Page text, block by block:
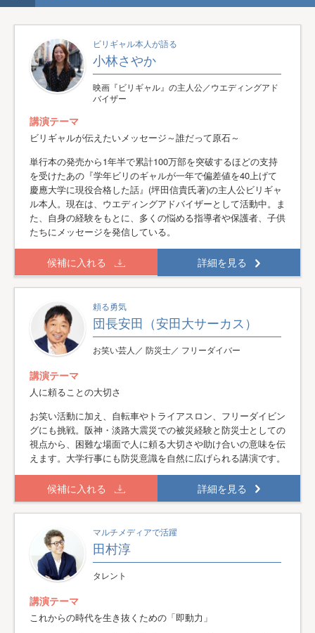
ビリギャル本人が語る
小林さやか
映画『ビリギャル』の主人公／ウエディングアド
バイザー
講演テーマ
ビリギャルが伝えたいメッセージ～誰だって原石～
単行本の発売から1年半で累計100万部を突破するほどの支持
を受けたあの『学年ビリのギャルが一年で偏差値を40上げて
慶應大学に現役合格した話』(坪田信貴氏著)の主人公ビリギャ
ル本人。現在は、ウエディングアドバイザーとして活動中。ま
た、自身の経験をもとに、多くの悩める指導者や保護者、子供
たちにメッセージを発信している。
候補に入れる 詳細を見る
頼る勇気
団長安田（安田大サーカス）
お笑い芸人／ 防災士／ フリーダイバー
講演テーマ
人に頼ることの大切さ
お笑い活動に加え、自転車やトライアスロン、フリーダイビン
グにも挑戦。阪神・淡路大震災での被災経験と防災士としての
視点から、困難な場面で人に頼る大切さや助け合いの意味を伝
えます。大学行事にも防災意識を自然に広げられる講演です。
候補に入れる 詳細を見る
マルチメディアで活躍
田村淳
タレント
講演テーマ
これからの時代を生き抜くための「即動力」